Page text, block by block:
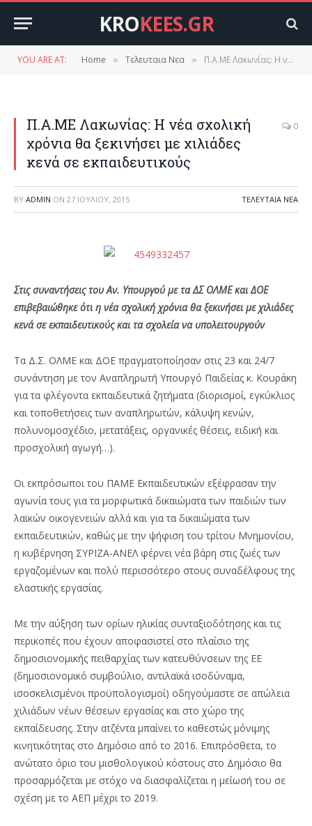
KROKEES.GR
YOU ARE AT: Home » Τελευταια Νεα » Π.Α.ΜΕ Λακωνίας: H νέα σχολική χρόνια θα ξεκινήσει με χιλιάδες κενά σε εκπαιδευτικούς
Π.Α.ΜΕ Λακωνίας: H νέα σχολική
χρόνια θα ξεκινήσει με χιλιάδες
κενά σε εκπαιδευτικούς
0
BY ADMIN ON 27 ΙΟΥΛΊΟΥ, 2015 ΤΕΛΕΥΤΑΙΑ ΝΕΑ
Στις συναντήσεις του Αν. Υπουργού με τα ΔΣ ΟΛΜΕ και ΔΟΕ
επιβεβαιώθηκε ότι η νέα σχολική χρόνια θα ξεκινήσει με χιλιάδες
κενά σε εκπαιδευτικούς και τα σχολεία να υπολειτουργούν
Τα Δ.Σ. ΟΛΜΕ και ΔΟΕ πραγματοποίησαν στις 23 και 24/7
συνάντηση με τον Αναπληρωτή Υπουργό Παιδείας κ. Κουράκη
για τα φλέγοντα εκπαιδευτικά ζητήματα (διορισμοί, εγκύκλιος
και τοποθετήσεις των αναπληρωτών, κάλυψη κενών,
πολυνομοσχέδιο, μετατάξεις, οργανικές θέσεις, ειδική και
προσχολική αγωγή…).
Οι εκπρόσωποι του ΠΑΜΕ Εκπαιδευτικών εξέφρασαν την
αγωνία τους για τα μορφωτικά δικαιώματα των παιδιών των
λαϊκών οικογενειών αλλά και για τα δικαιώματα των
εκπαιδευτικών, καθώς με την ψήφιση του τρίτου Μνημονίου,
η κυβέρνηση ΣΥΡΙΖΑ-ΑΝΕΛ φέρνει νέα βάρη στις ζωές των
εργαζομένων και πολύ περισσότερο στους συναδέλφους της
ελαστικής εργασίας.
Με την αύξηση των ορίων ηλικίας συνταξιοδότησης και τις
περικοπές που έχουν αποφασιστεί στο πλαίσιο της
δημοσιονομικής πειθαρχίας των κατευθύνσεων της ΕΕ
(δημοσιονομικό συμβούλιο, αντιλαϊκά ισοδύναμα,
ισοσκελισμένοι προϋπολογισμοί) οδηγούμαστε σε απώλεια
χιλιάδων νέων θέσεων εργασίας και στο χώρο της
εκπαίδευσης. Στην ατζέντα μπαίνει το καθεστώς μόνιμης
κινητικότητας στο Δημόσιο από το 2016. Επιπρόσθετα, το
ανώτατο όριο του μισθολογικού κόστους στο Δημόσιο θα
προσαρμόζεται με στόχο να διασφαλίζεται η μείωσή του σε
σχέση με το ΑΕΠ μέχρι το 2019.